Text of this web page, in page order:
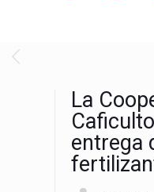
La
entrega